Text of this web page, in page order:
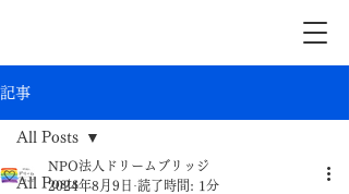
記事
All Posts
All Posts
NPO法人ドリームブリッジ
2024年8月9日 読了時間: 1分